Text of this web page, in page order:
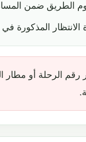
الطريق ضمن
الانتظار المذكورة
رقم الرحلة أو